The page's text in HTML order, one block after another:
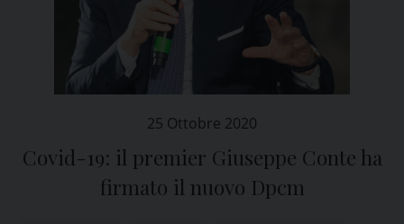
25 Ottobre 2020
Covid-19: il premier Giuseppe Conte ha
firmato il nuovo Dpcm